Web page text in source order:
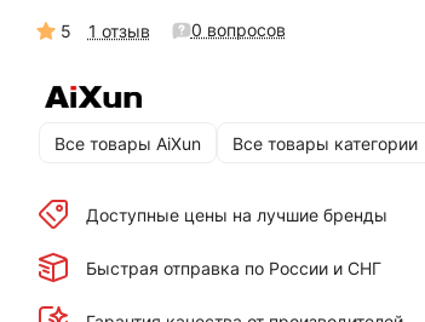
5 1 отзыв 0 вопросов
Все товары AiXun Все товары категории
Доступные цены на лучшие бренды
Быстрая отправка по России и СНГ